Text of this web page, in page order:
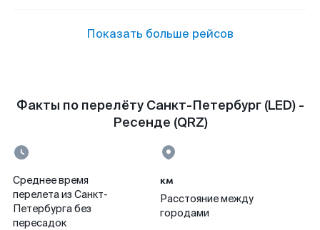
Показать больше рейсов
Факты по перелёту Санкт-Петербург (LED) -
Ресенде (QRZ)
Среднее время
перелета из Санкт-
Петербурга без
пересадок
км
Расстояние между
городами